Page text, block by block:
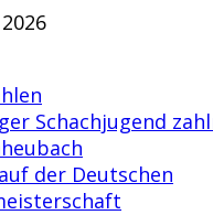
Schachjugend
der Deutschen